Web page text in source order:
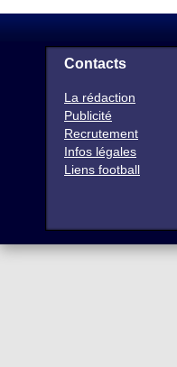
Contacts
La rédaction
Publicité
Recrutement
Infos légales
Liens football